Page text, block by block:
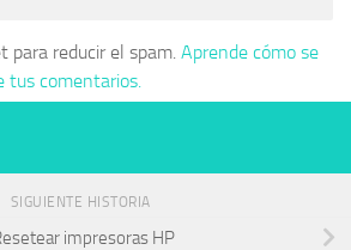
para reducir el spam. Aprende cómo se
tus comentarios.
SIGUIENTE HISTORIA
impresoras HP